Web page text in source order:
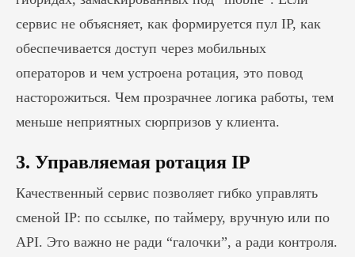
сервис не объясняет, как формируется пул IP, как
обеспечивается доступ через мобильных
операторов и чем устроена ротация, это повод
насторожиться. Чем прозрачнее логика работы, тем
меньше неприятных сюрпризов у клиента.
3. Управляемая ротация IP
Качественный сервис позволяет гибко управлять
сменой IP: по ссылке, по таймеру, вручную или по
API. Это важно не ради “галочки”, а ради контроля.